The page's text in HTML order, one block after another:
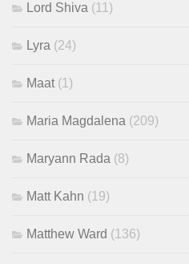
Lord Shiva (11)
Lyra (24)
Maat (1)
Maria Magdalena (209)
Maryann Rada (8)
Matt Kahn (19)
Matthew Ward (136)